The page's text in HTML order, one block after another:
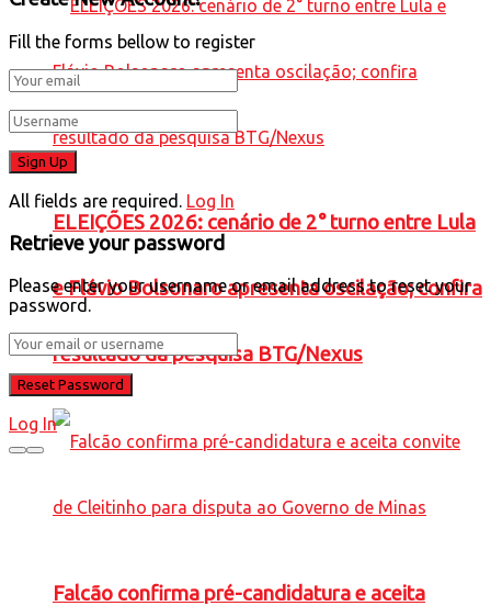
ELEIÇÕES 2026: cenário de 2° turno entre Lula
e Flávio Bolsonaro apresenta oscilação; confira
resultado da pesquisa BTG/Nexus
Falcão confirma pré-candidatura e aceita
Fill the forms bellow to register
All fields are required. Log In
Retrieve your password
Please enter your username or email address to reset your
password.
Log In